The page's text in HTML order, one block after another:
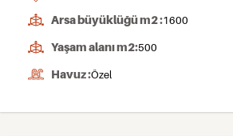
Arsa büyüklüğü m2 :1600
Yaşam alanı m2:500
Havuz :Özel